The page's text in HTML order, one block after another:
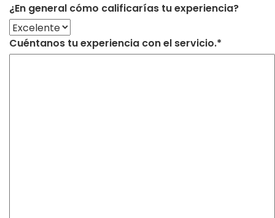
¿En general cómo calificarías tu experiencia?
Cuéntanos tu experiencia con el servicio.*